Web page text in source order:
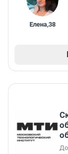
Елена,38
До